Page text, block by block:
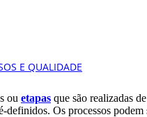
ou etapas que são realizadas
definidos. Os processos